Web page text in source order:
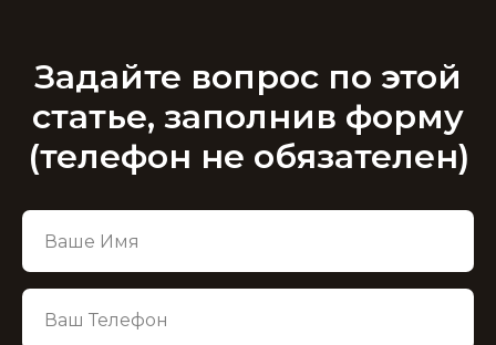
Задайте вопрос по этой
статье, заполнив форму
(телефон не обязателен)